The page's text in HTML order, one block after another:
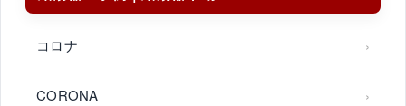
コロナ
CORONA